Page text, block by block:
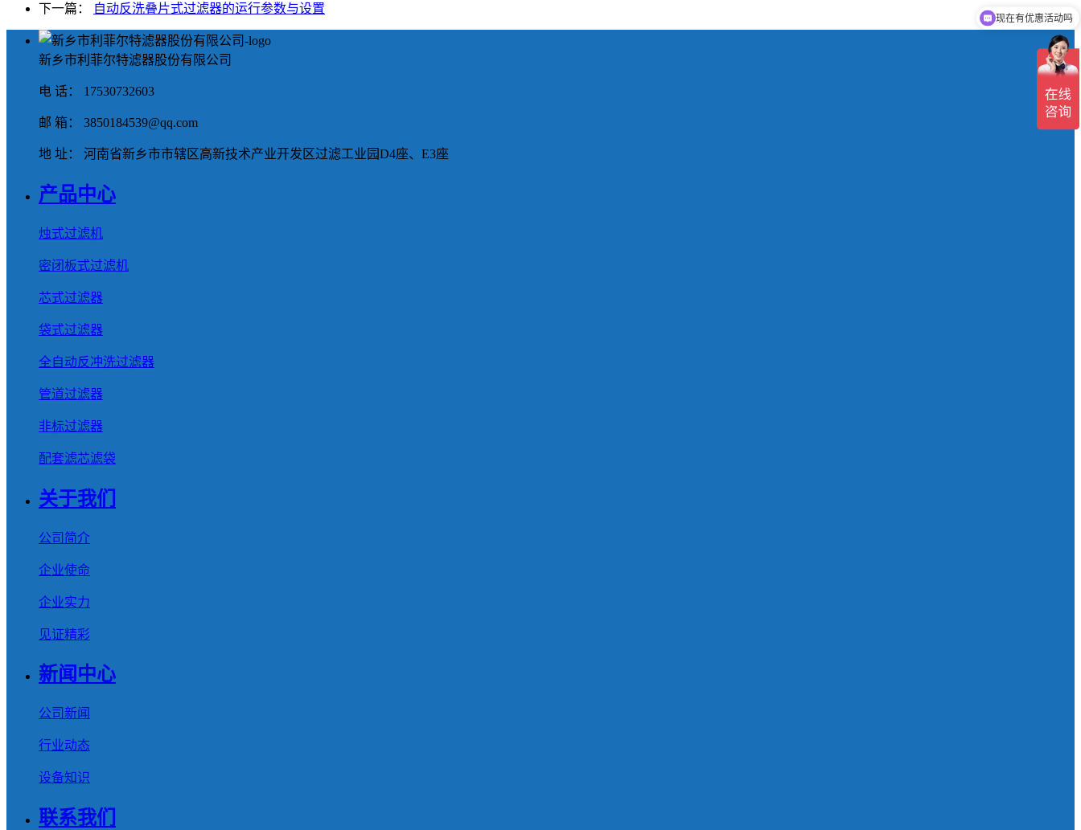
下一篇：
自动反洗叠片式过滤器的运行参数与设置
新乡市利菲尔特滤器股份有限公司
电 话： 17530732603
邮 箱： 3850184539@qq.com
地 址： 河南省新乡市市辖区高新技术产业开发区过滤工业园D4座、E3座
产品中心
烛式过滤机
密闭板式过滤机
芯式过滤器
袋式过滤器
全自动反冲洗过滤器
管道过滤器
非标过滤器
配套滤芯滤袋
关于我们
公司简介
企业使命
企业实力
见证精彩
新闻中心
公司新闻
行业动态
设备知识
联系我们
现在有优惠活动吗